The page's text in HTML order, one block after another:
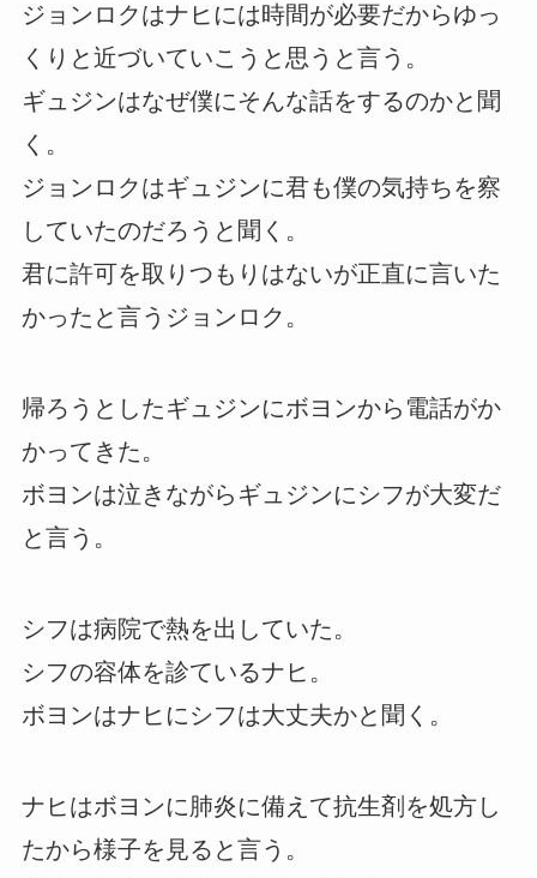
ジョンロクはナヒには時間が必要だからゆっ
くりと近づいていこうと思うと言う。
ギュジンはなぜ僕にそんな話をするのかと聞
く。
ジョンロクはギュジンに君も僕の気持ちを察
していたのだろうと聞く。
君に許可を取りつもりはないが正直に言いた
かったと言うジョンロク。
帰ろうとしたギュジンにボヨンから電話がか
かってきた。
ボヨンは泣きながらギュジンにシフが大変だ
と言う。
シフは病院で熱を出していた。
シフの容体を診ているナヒ。
ボヨンはナヒにシフは大丈夫かと聞く。
ナヒはボヨンに肺炎に備えて抗生剤を処方し
たから様子を見ると言う。